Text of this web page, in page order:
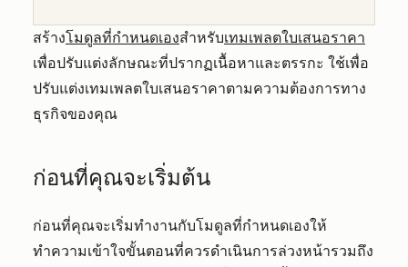
สร้างโมดูลที่กำหนดเองสำหรับเทมเพลตใบเสนอราคา
เพื่อปรับแต่งลักษณะที่ปรากฏเนื้อหาและตรรกะ ใช้เพื่อ
ปรับแต่งเทมเพลตใบเสนอราคาตามความต้องการทาง
ธุรกิจของคุณ
ก่อนที่คุณจะเริ่มต้น
ก่อนที่คุณจะเริ่มทำงานกับโมดูลที่กำหนดเองให้
ทำความเข้าใจขั้นตอนที่ควรดำเนินการล่วงหน้ารวมถึง